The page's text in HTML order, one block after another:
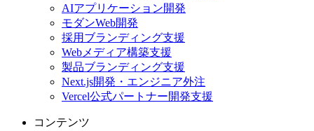
AIアプリケーション開発
モダンWeb開発
採用ブランディング支援
Webメディア構築支援
製品ブランディング支援
Next.js開発・エンジニア外注
Vercel公式パートナー開発支援
コンテンツ